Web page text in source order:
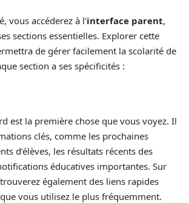
vous accéderez à l’interface parent,
sections essentielles. Explorer cette
de gérer facilement la scolarité de
section a ses spécificités :
est la première chose que vous voyez. Il
clés, comme les prochaines
d’élèves, les résultats récents des
éducatives importantes. Sur
également des liens rapides
vous utilisez le plus fréquemment.